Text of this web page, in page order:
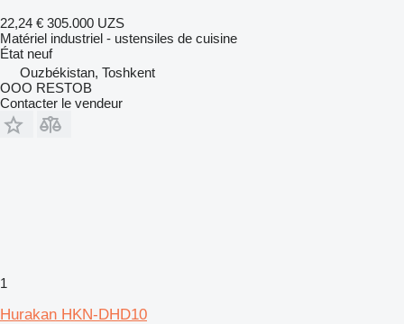
22,24 € 305.000 UZS
Matériel industriel - ustensiles de cuisine
État neuf
Ouzbékistan, Toshkent
OOO RESTOB
Contacter le vendeur
1
Hurakan HKN-DHD10